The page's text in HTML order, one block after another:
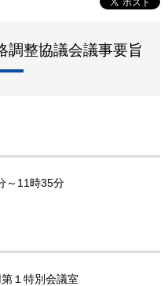
調整協議会議事要旨
～11時35分
１特別会議室